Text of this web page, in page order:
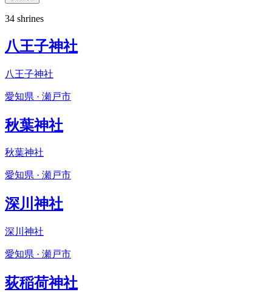
34 shrines
八王子神社
八王子神社
愛知県 · 瀬戸市
秋葉神社
秋葉神社
愛知県 · 瀬戸市
深川神社
深川神社
愛知県 · 瀬戸市
荻稲荷神社